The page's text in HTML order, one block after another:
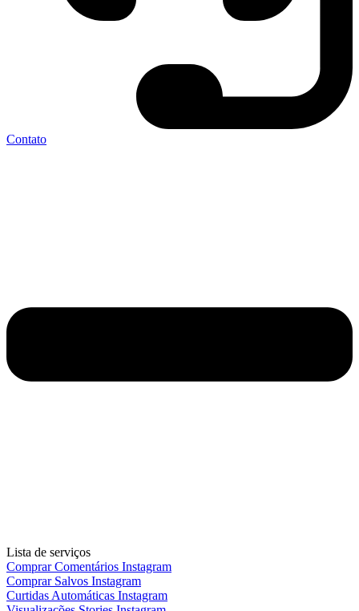
Contato
Lista de serviços
Comprar Comentários Instagram
Comprar Salvos Instagram
Curtidas Automáticas Instagram